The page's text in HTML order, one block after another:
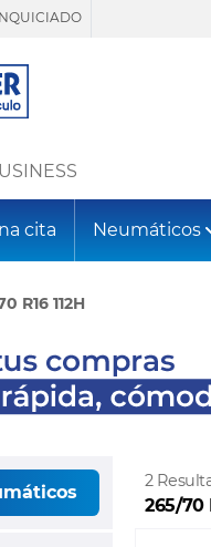
cita Neumáticos
R16 112H
2
265/70